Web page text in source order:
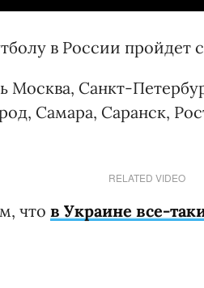
в России пройдет
Москва, Санкт-
Самара, Саранск,
RELATED VIDEO
что в Украине все-